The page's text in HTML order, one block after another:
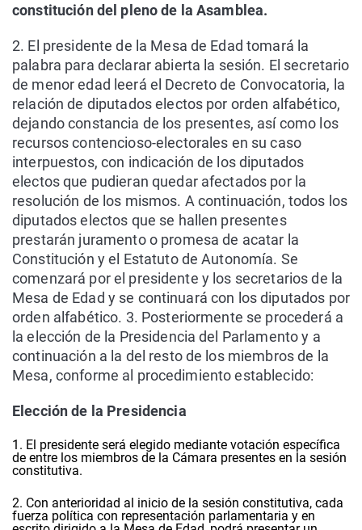
constitución del pleno de la Asamblea.
2. El presidente de la Mesa de Edad tomará la
palabra para declarar abierta la sesión. El secretario
de menor edad leerá el Decreto de Convocatoria, la
relación de diputados electos por orden alfabético,
dejando constancia de los presentes, así como los
recursos contencioso-electorales en su caso
interpuestos, con indicación de los diputados
electos que pudieran quedar afectados por la
resolución de los mismos. A continuación, todos los
diputados electos que se hallen presentes
prestarán juramento o promesa de acatar la
Constitución y el Estatuto de Autonomía. Se
comenzará por el presidente y los secretarios de la
Mesa de Edad y se continuará con los diputados por
orden alfabético. 3. Posteriormente se procederá a
la elección de la Presidencia del Parlamento y a
continuación a la del resto de los miembros de la
Mesa, conforme al procedimiento establecido:
Elección de la Presidencia
1. El presidente será elegido mediante votación específica
de entre los miembros de la Cámara presentes en la sesión
constitutiva.
2. Con anterioridad al inicio de la sesión constitutiva, cada
fuerza política con representación parlamentaria y en